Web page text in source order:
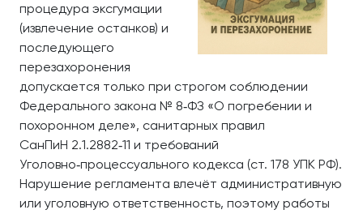
процедура эксгумации
(извлечение останков) и
последующего
перезахоронения
допускается только при строгом соблюдении
Федерального закона № 8‑ФЗ «О погребении и
похоронном деле», санитарных правил
СанПиН 2.1.2882‑11 и требований
Уголовно‑процессуального кодекса (ст. 178 УПК РФ).
Нарушение регламента влечёт административную
или уголовную ответственность, поэтому работы